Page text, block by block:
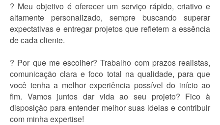
? Meu objetivo é oferecer um serviço rápido, criativo e
altamente personalizado, sempre buscando superar
expectativas e entregar projetos que refletem a essência
de cada cliente.
? Por que me escolher? Trabalho com prazos realistas,
comunicação clara e foco total na qualidade, para que
você tenha a melhor experiência possível do início ao
fim. Vamos juntos dar vida ao seu projeto? Fico à
disposição para entender melhor suas ideias e contribuir
com minha expertise!